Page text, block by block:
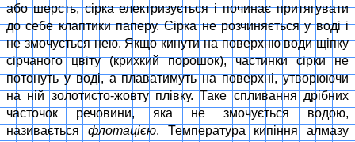
або шерсть, сірка електризується і починає притягувати
до себе клаптики паперу. Сірка не розчиняється у воді і
не змочується нею. Якщо кинути на поверхню води щіпку
сірчаного цвіту (крихкий порошок), частинки сірки не
потонуть у воді, а плаватимуть на поверхні, утворюючи
на ній золотисто-жовту плівку. Таке спливання дрібних
часточок речовини, яка не змочується водою,
називається флотацією. Температура кипіння алмазу